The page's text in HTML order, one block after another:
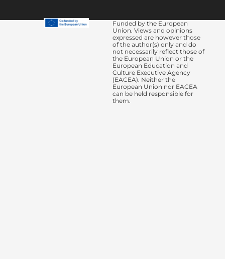
Funded by the European
Union. Views and opinions
expressed are however those
of the author(s) only and do
not necessarily reflect those of
the European Union or the
European Education and
Culture Executive Agency
(EACEA). Neither the
European Union nor EACEA
can be held responsible for
them.